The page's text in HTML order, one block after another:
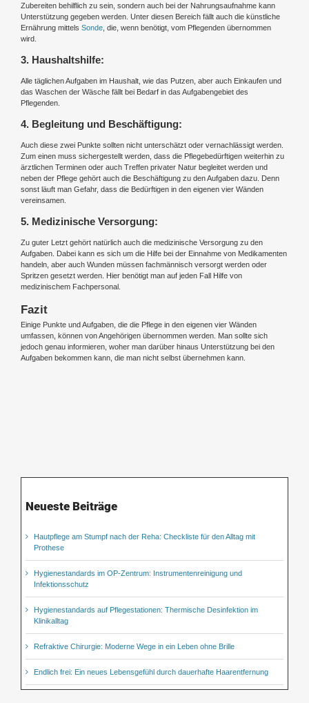
Zubereiten behilflich zu sein, sondern auch bei der Nahrungsaufnahme kann
Unterstützung gegeben werden. Unter diesen Bereich fällt auch die künstliche
Ernährung mittels Sonde , die, wenn benötigt, vom Pflegenden übernommen
wird.
3. Haushaltshilfe:
Alle täglichen Aufgaben im Haushalt, wie das Putzen, aber auch Einkaufen und
das Waschen der Wäsche fällt bei Bedarf in das Aufgabengebiet des
Pflegenden.
4. Begleitung und Beschäftigung:
Auch diese zwei Punkte sollten nicht unterschätzt oder vernachlässigt werden.
Zum einen muss sichergestellt werden, dass die Pflegebedürftigen weiterhin zu
ärztlichen Terminen oder auch Treffen privater Natur begleitet werden und
neben der Pflege gehört auch die Beschäftigung zu den Aufgaben dazu. Denn
sonst läuft man Gefahr, dass die Bedürftigen in den eigenen vier Wänden
vereinsamen.
5. Medizinische Versorgung:
Zu guter Letzt gehört natürlich auch die medizinische Versorgung zu den
Aufgaben. Dabei kann es sich um die Hilfe bei der Einnahme von Medikamenten
handeln, aber auch Wunden müssen fachmännisch versorgt werden oder
Spritzen gesetzt werden. Hier benötigt man auf jeden Fall Hilfe von
medizinischem Fachpersonal.
Fazit
Einige Punkte und Aufgaben, die die Pflege in den eigenen vier Wänden
umfassen, können von Angehörigen übernommen werden. Man sollte sich
jedoch genau informieren, woher man darüber hinaus Unterstützung bei den
Aufgaben bekommen kann, die man nicht selbst übernehmen kann.
Neueste Beiträge
Hautpflege am Stumpf nach der Reha: Checkliste für den Alltag mit
Prothese
Hygienestandards im OP-Zentrum: Instrumentenreinigung und
Infektionsschutz
Hygienestandards auf Pflegestationen: Thermische Desinfektion im
Klinikalltag
Refraktive Chirurgie: Moderne Wege in ein Leben ohne Brille
Endlich frei: Ein neues Lebensgefühl durch dauerhafte Haarentfernung